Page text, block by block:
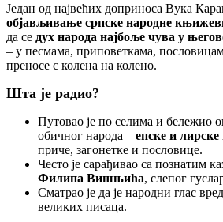
Један од највећих доприноса Вука
објављивање српске народне
да се дух народа најбоље чува у
– у песмама, приповеткама,
преносе с колена на колено.
Шта је радио?
Путовао је по селима и бележио
обичног народа – епске и
приче, загонетке и пословице.
Често је сарађивао са познатим
Филипа Вишњића, слепог
Сматрао је да је народни глас
великих писаца.